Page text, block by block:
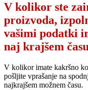
V kolikor ste
proizvoda,
vašimi podatki
naj krajšem
V kolikor imate kakršno
pošljite vprašanje na
najkrajšem možnem času.